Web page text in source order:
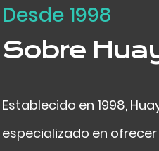
Desde 1998
Sobre
Establecido en 1998,
especializado en